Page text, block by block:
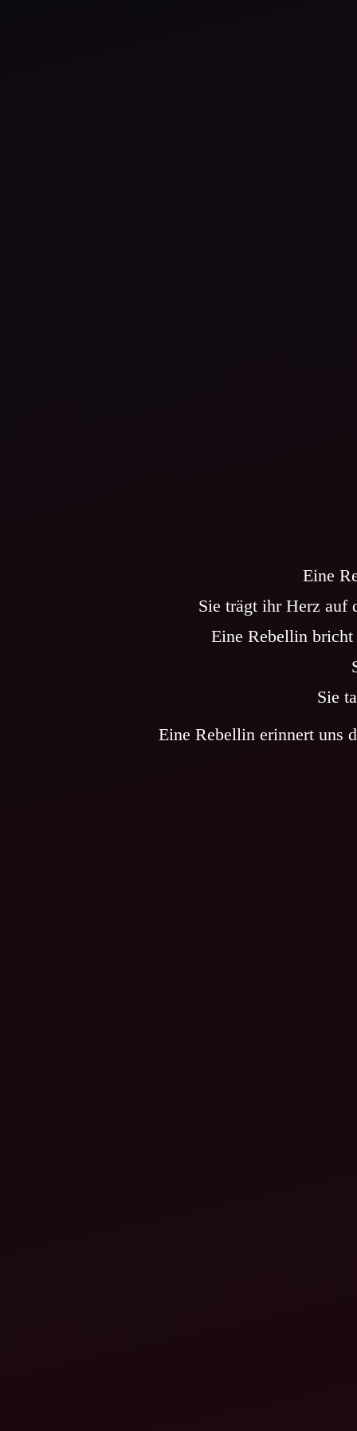
Eine
Sie trägt ihr Herz auf
Eine Rebellin
Sie
Eine Rebellin erinnert uns